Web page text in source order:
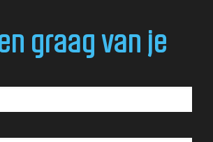
graag van je